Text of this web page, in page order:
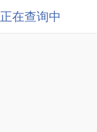
正在查询中